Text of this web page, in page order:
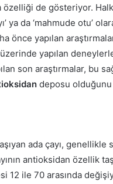
özelliği de gösteriyor. Halk
ya da ‘mahmude otu’
önce yapılan
yapılan
son araştırmalar, bu
deposu olduğunu
ada çayı, genellikle
antioksidan özellik
12 ile 70 arasında